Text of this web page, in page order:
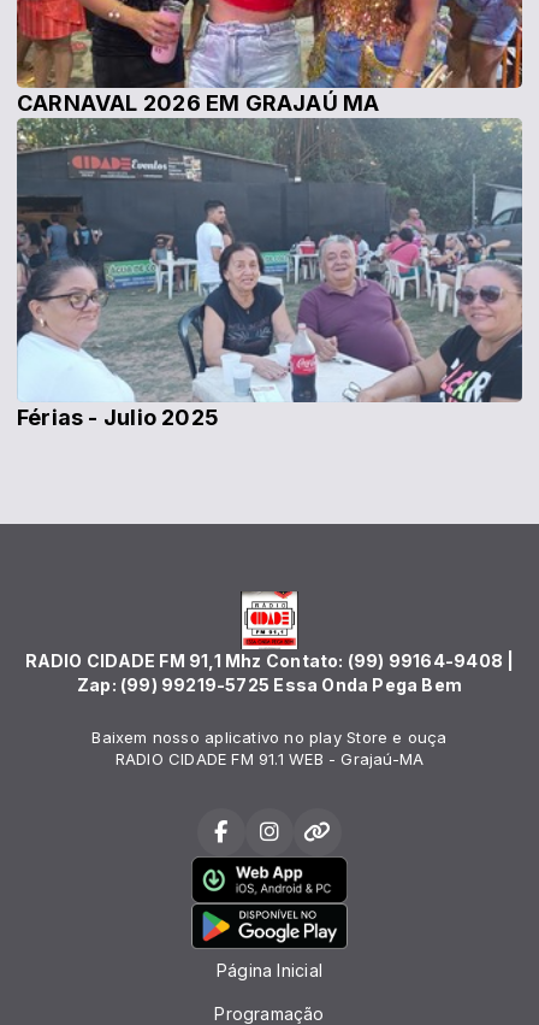
CARNAVAL 2026 EM GRAJAÚ MA
Férias - Julio 2025
RADIO CIDADE FM 91,1 Mhz Contato: (99) 99164-9408 |
Zap: (99) 99219-5725 Essa Onda Pega Bem
Baixem nosso aplicativo no play Store e ouça
RADIO CIDADE FM 91.1 WEB - Grajaú-MA
Página Inicial
Programação